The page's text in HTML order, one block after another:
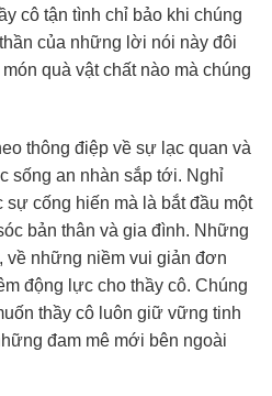
cô tận tình chỉ bảo khi chúng
của những lời nói này đôi
quà vật chất nào mà chúng
thông điệp về sự lạc quan và
sống an nhàn sắp tới. Nghỉ
sự cống hiến mà là bắt đầu một
bản thân và gia đình. Những
về những niềm vui giản đơn
động lực cho thầy cô. Chúng
thầy cô luôn giữ vững tinh
đam mê mới bên ngoài